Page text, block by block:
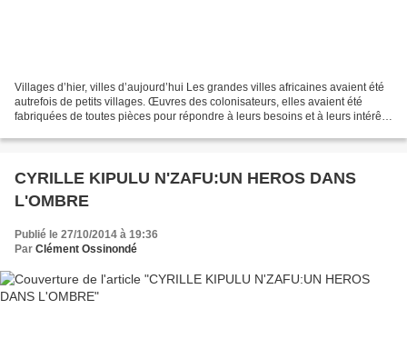
Villages d’hier, villes d’aujourd’hui Les grandes villes africaines avaient été
autrefois de petits villages. Œuvres des colonisateurs, elles avaient été
fabriquées de toutes pièces pour répondre à leurs besoins et à leurs intérêts
CYRILLE KIPULU N'ZAFU:UN HEROS DANS
L'OMBRE
Publié le 27/10/2014 à 19:36
Par Clément Ossinondé